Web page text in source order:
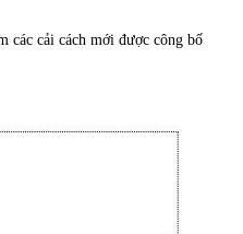
các cải cách mới được công bố